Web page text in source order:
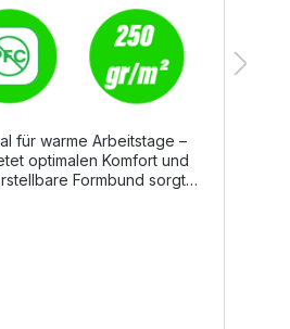
für warme Arbeitstage –
optimalen Komfort und
Formbund sorgt
die Shorts durch
und